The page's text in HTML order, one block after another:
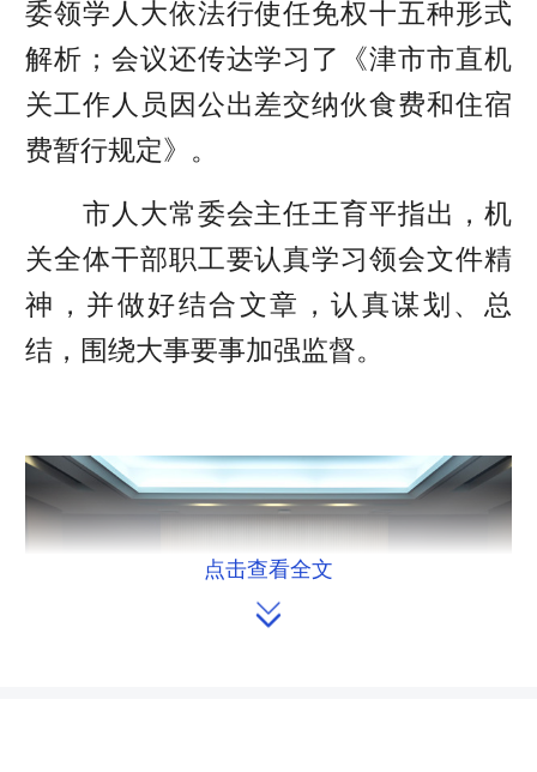
委领学人大依法行使任免权十五种形式
解析；会议还传达学习了《津市市直机
关工作人员因公出差交纳伙食费和住宿
费暂行规定》。
市人大常委会主任王育平指出，机
关全体干部职工要认真学习领会文件精
神，并做好结合文章，认真谋划、总
结，围绕大事要事加强监督。
点击查看全文
